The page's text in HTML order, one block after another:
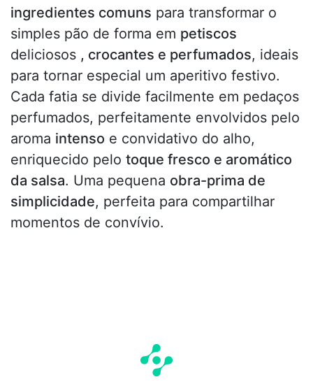
ingredientes comuns para transformar o
simples pão de forma em petiscos
deliciosos , crocantes e perfumados, ideais
para tornar especial um aperitivo festivo.
Cada fatia se divide facilmente em pedaços
perfumados, perfeitamente envolvidos pelo
aroma intenso e convidativo do alho,
enriquecido pelo toque fresco e aromático
da salsa. Uma pequena obra-prima de
simplicidade, perfeita para compartilhar
momentos de convívio.